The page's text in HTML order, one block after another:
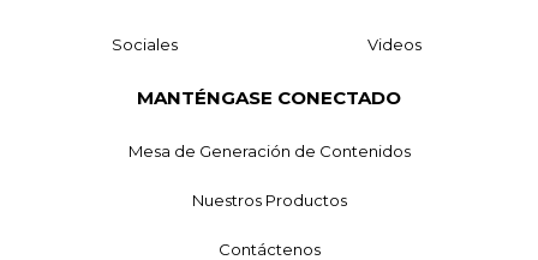
Sociales Videos
MANTÉNGASE CONECTADO
Mesa de Generación de Contenidos
Nuestros Productos
Contáctenos